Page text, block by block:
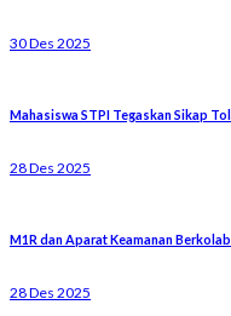
30 Des 2025
Mahasiswa STPI Tegaskan Sikap
28 Des 2025
M1R dan Aparat Keamanan
28 Des 2025